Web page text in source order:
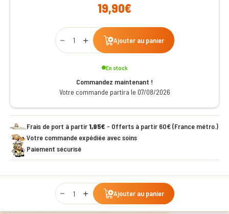
19,90€
Qty
Ajouter au panier
En stock
Commandez maintenant !
Votre commande partira le 07/08/2026
Frais de port à partir1,95€ - Offerts à partir 60€ (France métro.)
Votre commande expédiée avec soins
Paiement sécurisé
Qty
Ajouter au panier